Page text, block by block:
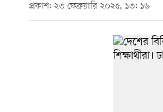
প্রকাশ: ২৩ ফেব্রুয়ারি ২০২৫, ১৩: ১৬